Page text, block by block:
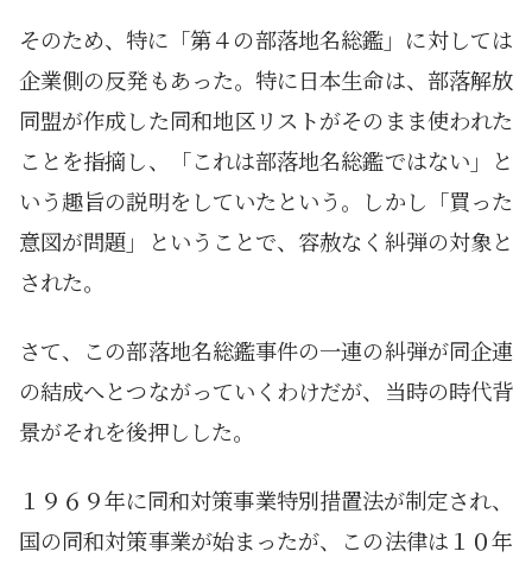
そのため、特に「第４の部落地名総鑑」に対しては
企業側の反発もあった。特に日本生命は、部落解放
同盟が作成した同和地区リストがそのまま使われた
ことを指摘し、「これは部落地名総鑑ではない」と
いう趣旨の説明をしていたという。しかし「買った
意図が問題」ということで、容赦なく糾弾の対象と
された。
さて、この部落地名総鑑事件の一連の糾弾が同企連
の結成へとつながっていくわけだが、当時の時代背
景がそれを後押しした。
１９６９年に同和対策事業特別措置法が制定され、
国の同和対策事業が始まったが、この法律は１０年